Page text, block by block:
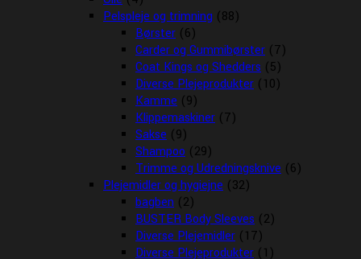
Pelspleje og trimning (88)
Børster (6)
Carder og Gummibørster (7)
Coat Kings og Shedders (5)
Diverse Plejeprodukter (10)
Kamme (9)
Klippemaskiner (7)
Sakse (9)
Shampoo (29)
Trimme og Udredningsknive (6)
Plejemidler og hygiejne (32)
bagben (2)
BUSTER Body Sleeves (2)
Diverse Plejemidler (17)
Diverse Plejeprodukter (1)